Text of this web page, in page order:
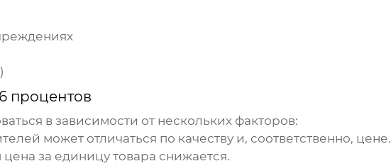
процентов
в зависимости от нескольких факторов:
может отличаться по качеству и, соответственно, цене.
за единицу товара снижается.